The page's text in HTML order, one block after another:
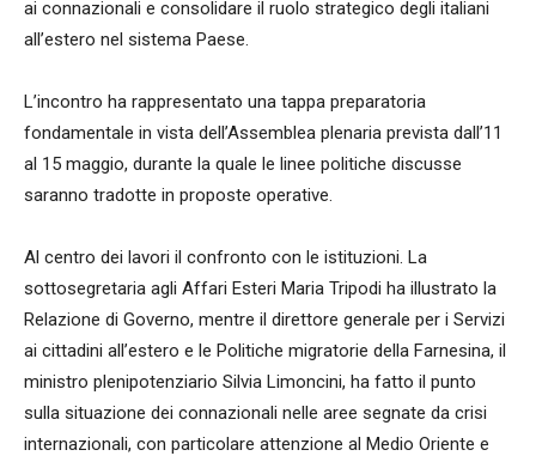
ai connazionali e consolidare il ruolo strategico degli italiani
all’estero nel sistema Paese.
L’incontro ha rappresentato una tappa preparatoria
fondamentale in vista dell’Assemblea plenaria prevista dall’11
al 15 maggio, durante la quale le linee politiche discusse
saranno tradotte in proposte operative.
Al centro dei lavori il confronto con le istituzioni. La
sottosegretaria agli Affari Esteri Maria Tripodi ha illustrato la
Relazione di Governo, mentre il direttore generale per i Servizi
ai cittadini all’estero e le Politiche migratorie della Farnesina, il
ministro plenipotenziario Silvia Limoncini, ha fatto il punto
sulla situazione dei connazionali nelle aree segnate da crisi
internazionali, con particolare attenzione al Medio Oriente e